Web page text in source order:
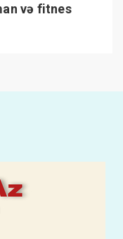
və fitnes